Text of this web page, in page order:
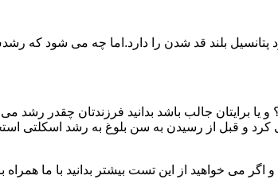
بلند قد شدن را دارد.اما چه می شود که
و یا برایتان جالب باشد بدانید فرزندتان چقدر
و قبل از رسیدن به سن بلوغ به رشد اسکلتی
اگر می خواهید از این تست بیشتر بدانید با ما همراه